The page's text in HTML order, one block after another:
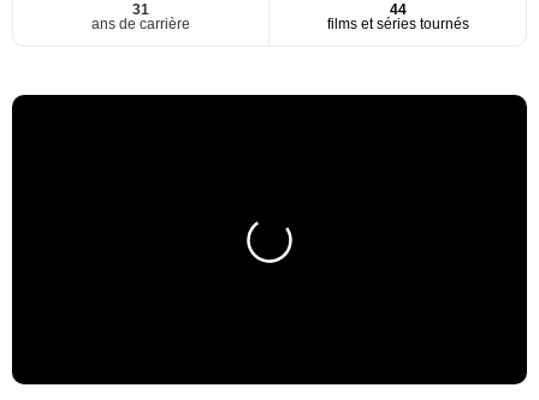
31
ans de carrière
44
films et séries tournés